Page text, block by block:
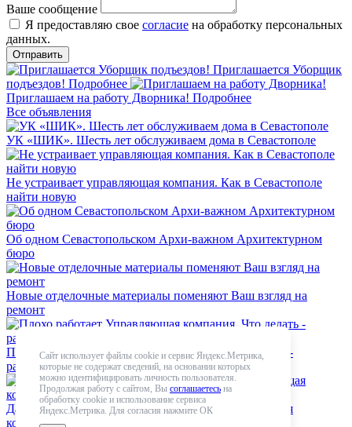
Ваше сообщение
Я предоставляю свое согласие на обработку персональных
данных.
Приглашается Уборщик
подъездов! Подробнее
Приглашаем на работу Дворника! Подробнее
Все объявления
УК «ШИК». Шесть лет обслуживаем дома в Севастополе
Не устраивает управляющая компания. Как в Севастополе
найти новую
Об одном Севастопольском Архи-важном Архитектурном
бюро
Новые отделочные материалы поменяют Ваш взгляд на
ремонт
Плохо работает Управляющая компания. Что делать -
расскажет специалист
Давайте знакомиться: Севастопольская управляющая
компания "Шик"
Сайт использует файлы cookie и сервис Яндекс.Метрика,
которые не содержат сведений, на основании которых
можно идентифицировать личность пользователя.
Продолжая работу с сайтом, Вы соглашаетесь на
обработку cookie и использование сервиса
Яндекс.Метрика. Для согласия нажмите ОК